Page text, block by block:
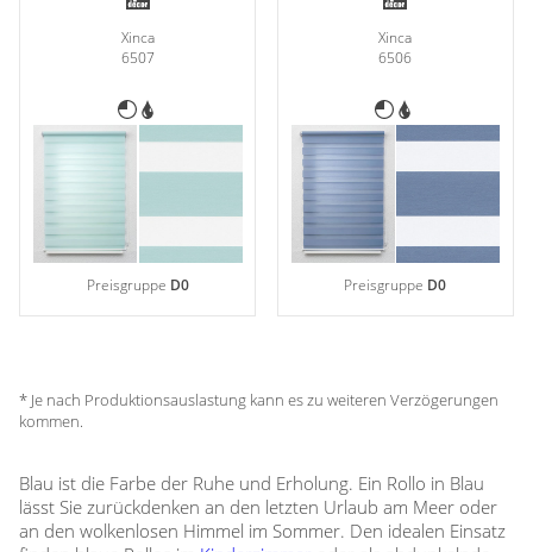
günstige Plissees
Plissee Modelle
Plissee Messanleitung
Plissee Waschanleitung
Zubehör / Ersatzteile
Rollo Kinderzimmer
Bambusrollo nach Maß
Rollo Ersatzteile & Zubehör
Scheibengardinen in Standard-
Größen
Lamellenvorhang
Fensterformen
Messanleitung
Lamellen Ersatzteile & Zubehör
Jalousien nach Maß
günstige Jalousien in
Befestigung
Tischdecke
Markisenstoffe nach Maß
Balkon Sichtschutz
Balkonbespannung nach Maß
Sonnensegel
Messanleitung
Schlaufenschals
Kissen
Fliegengitter
Xinca
6507
Preisgruppe D0
Xinca
6506
Preisgruppe D0
* Je nach Produktionsauslastung kann es zu weiteren Verzögerungen
kommen.
Blau ist die Farbe der Ruhe und Erholung. Ein Rollo in Blau
lässt Sie zurückdenken an den letzten Urlaub am Meer oder
an den wolkenlosen Himmel im Sommer. Den idealen Einsatz